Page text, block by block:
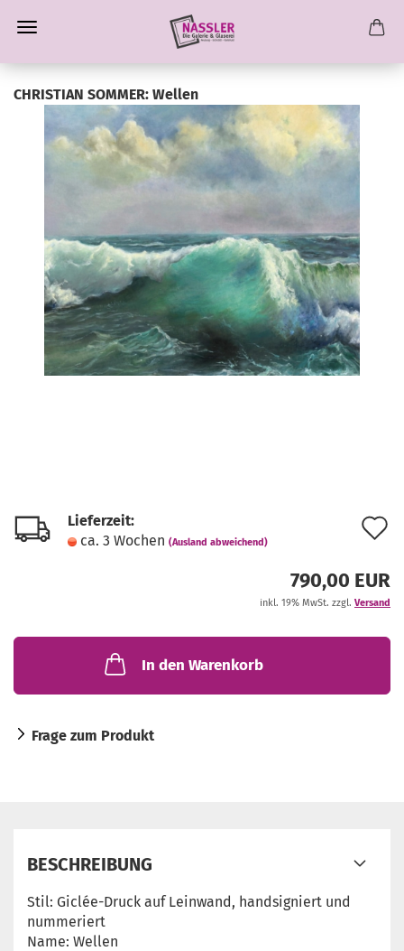
CHRISTIAN SOMMER: Wellen
Lieferzeit:
ca. 3 Wochen (Ausland abweichend)
790,00 EUR
inkl. 19% MwSt. zzgl. Versand
In den Warenkorb
Frage zum Produkt
BESCHREIBUNG
Stil: Giclée-Druck auf Leinwand, handsigniert und
nummeriert
Name: Wellen